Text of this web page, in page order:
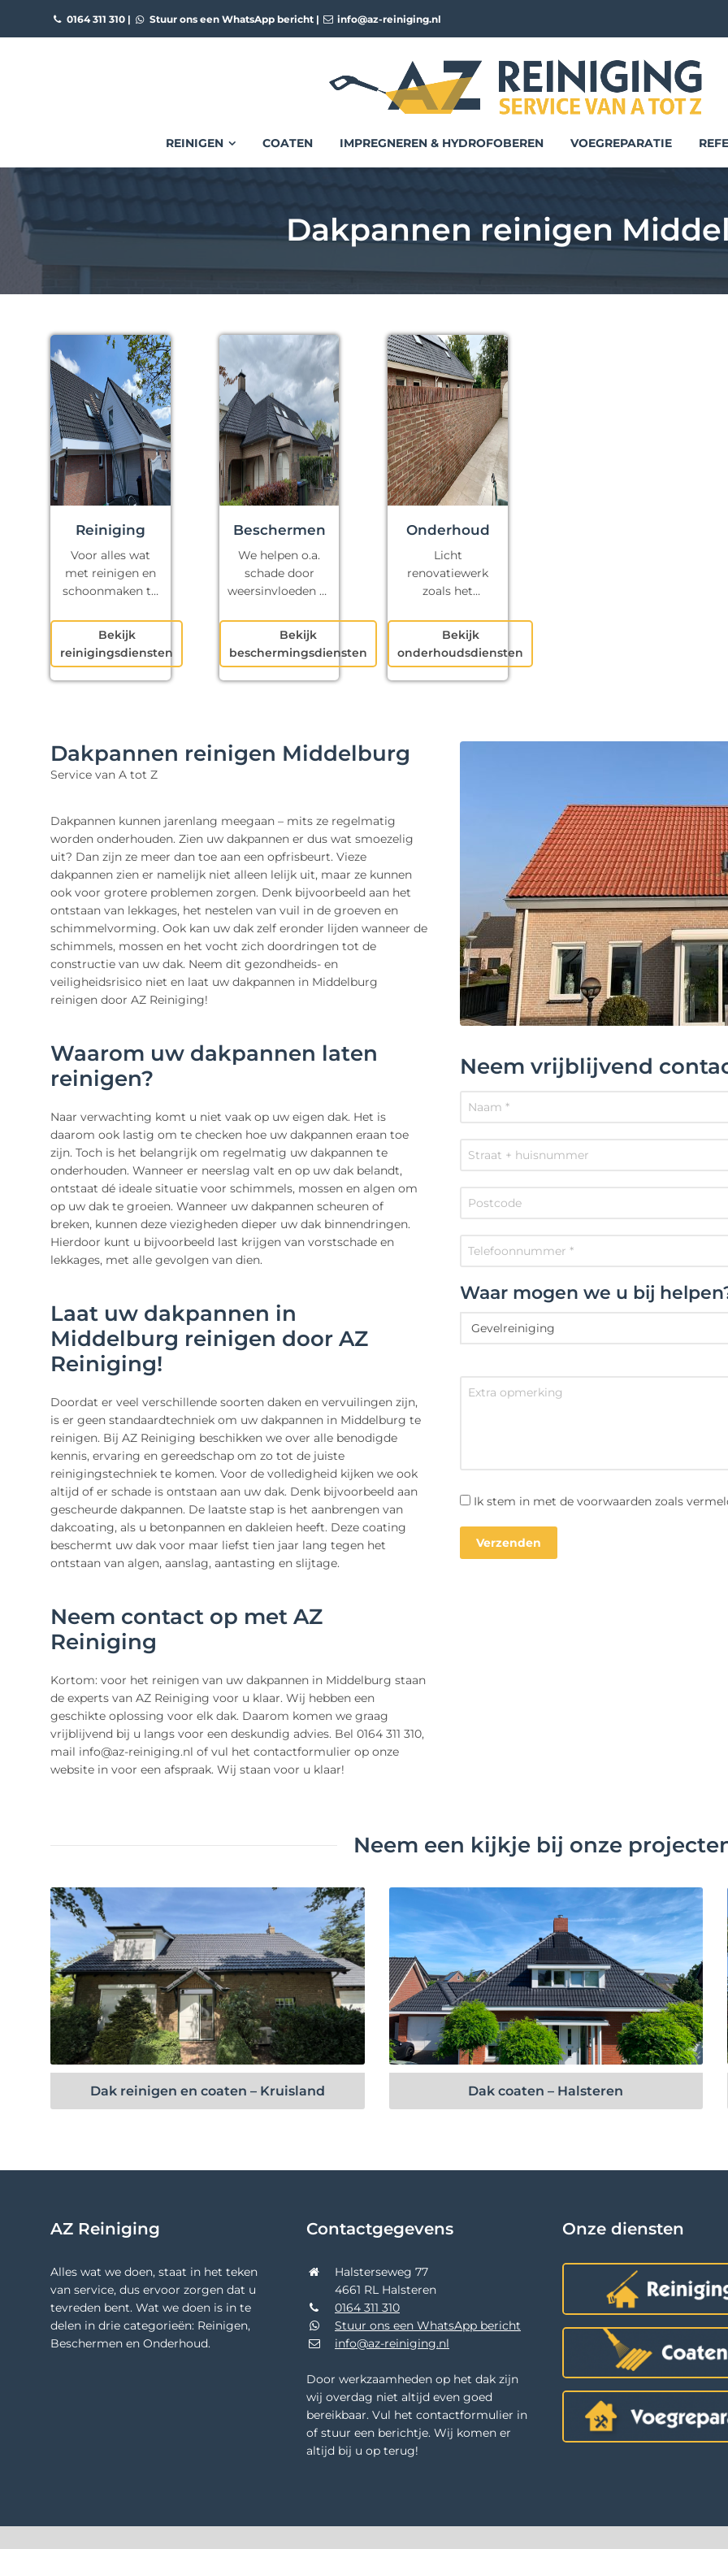
0164 311 310| Stuur ons een WhatsApp bericht| info@az-reiniging.nl
REINIGEN COATEN IMPREGNEREN & HYDROFOBEREN VOEGREPARATIE
Dakpannen reinigen
Reiniging
Voor alles wat
met reinigen en
schoonmaken te
Bekijk
reinigingsdiensten
Beschermen
We helpen o.a.
schade door
weersinvloeden te
Bekijk
beschermingsdiensten
Onderhoud
Licht
renovatiewerk
zoals het
kapotte voegen
en klein
schilderwerk.
Bekijk
onderhoudsdiensten
Dakpannen reinigen Middelburg
Service van A tot Z
Dakpannen kunnen jarenlang meegaan – mits ze regelmatig
worden onderhouden. Zien uw dakpannen er dus wat smoezelig
uit? Dan zijn ze meer dan toe aan een opfrisbeurt. Vieze
dakpannen zien er namelijk niet alleen lelijk uit, maar ze kunnen
ook voor grotere problemen zorgen. Denk bijvoorbeeld aan het
ontstaan van lekkages, het nestelen van vuil in de groeven en
schimmelvorming. Ook kan uw dak zelf eronder lijden wanneer de
schimmels, mossen en het vocht zich doordringen tot de
constructie van uw dak. Neem dit gezondheids- en
veiligheidsrisico niet en laat uw dakpannen in Middelburg
reinigen door AZ Reiniging!
Waarom uw dakpannen laten
reinigen?
Naar verwachting komt u niet vaak op uw eigen dak. Het is
daarom ook lastig om te checken hoe uw dakpannen eraan toe
zijn. Toch is het belangrijk om regelmatig uw dakpannen te
onderhouden. Wanneer er neerslag valt en op uw dak belandt,
ontstaat dé ideale situatie voor schimmels, mossen en algen om
op uw dak te groeien. Wanneer uw dakpannen scheuren of
breken, kunnen deze viezigheden dieper uw dak binnendringen.
Hierdoor kunt u bijvoorbeeld last krijgen van vorstschade en
lekkages, met alle gevolgen van dien.
Laat uw dakpannen in
Middelburg reinigen door AZ
Reiniging!
Doordat er veel verschillende soorten daken en vervuilingen zijn,
is er geen standaardtechniek om uw dakpannen in Middelburg te
reinigen. Bij AZ Reiniging beschikken we over alle benodigde
kennis, ervaring en gereedschap om zo tot de juiste
reinigingstechniek te komen. Voor de volledigheid kijken we ook
altijd of er schade is ontstaan aan uw dak. Denk bijvoorbeeld aan
gescheurde dakpannen. De laatste stap is het aanbrengen van
dakcoating, als u betonpannen en dakleien heeft. Deze coating
beschermt uw dak voor maar liefst tien jaar lang tegen het
ontstaan van algen, aanslag, aantasting en slijtage.
Neem contact op met AZ
Reiniging
Kortom: voor het reinigen van uw dakpannen in Middelburg staan
de experts van AZ Reiniging voor u klaar. Wij hebben een
geschikte oplossing voor elk dak. Daarom komen we graag
vrijblijvend bij u langs voor een deskundig advies. Bel 0164 311 310,
mail info@az-reiniging.nl of vul het contactformulier op onze
website in voor een afspraak. Wij staan voor u klaar!
Neem vrijblijvend
Waar mogen we u bij
Ik stem in met de voorwaarden zoals
Neem een kijkje bij onze
Bekijk project
Dak reinigen en coaten – Kruisland
Bekijk project
Dak coaten – Halsteren
AZ Reiniging
Alles wat we doen, staat in het teken
van service, dus ervoor zorgen dat u
tevreden bent. Wat we doen is in te
delen in drie categorieën: Reinigen,
Beschermen en Onderhoud.
Contactgegevens
Halsterseweg 77
4661 RL Halsteren
0164 311 310
Stuur ons een WhatsApp bericht
info@az-reiniging.nl
Door werkzaamheden op het dak zijn
wij overdag niet altijd even goed
bereikbaar. Vul het contactformulier in
of stuur een berichtje. Wij komen er
altijd bij u op terug!
Onze diensten